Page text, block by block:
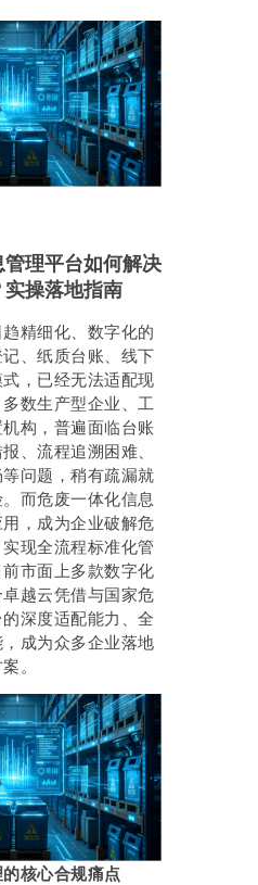
理平台如何解决
操落地指南
精细化、数字化的
、纸质台账、线下
，已经无法适配现
数生产型企业、工
构，普遍面临台账
、流程追溯困难、
问题，稍有疏漏就
而危废一体化信息
，成为企业破解危
现全流程标准化管
市面上多款数字化
越云凭借与国家危
深度适配能力、全
成为众多企业落地
。
核心合规痛点